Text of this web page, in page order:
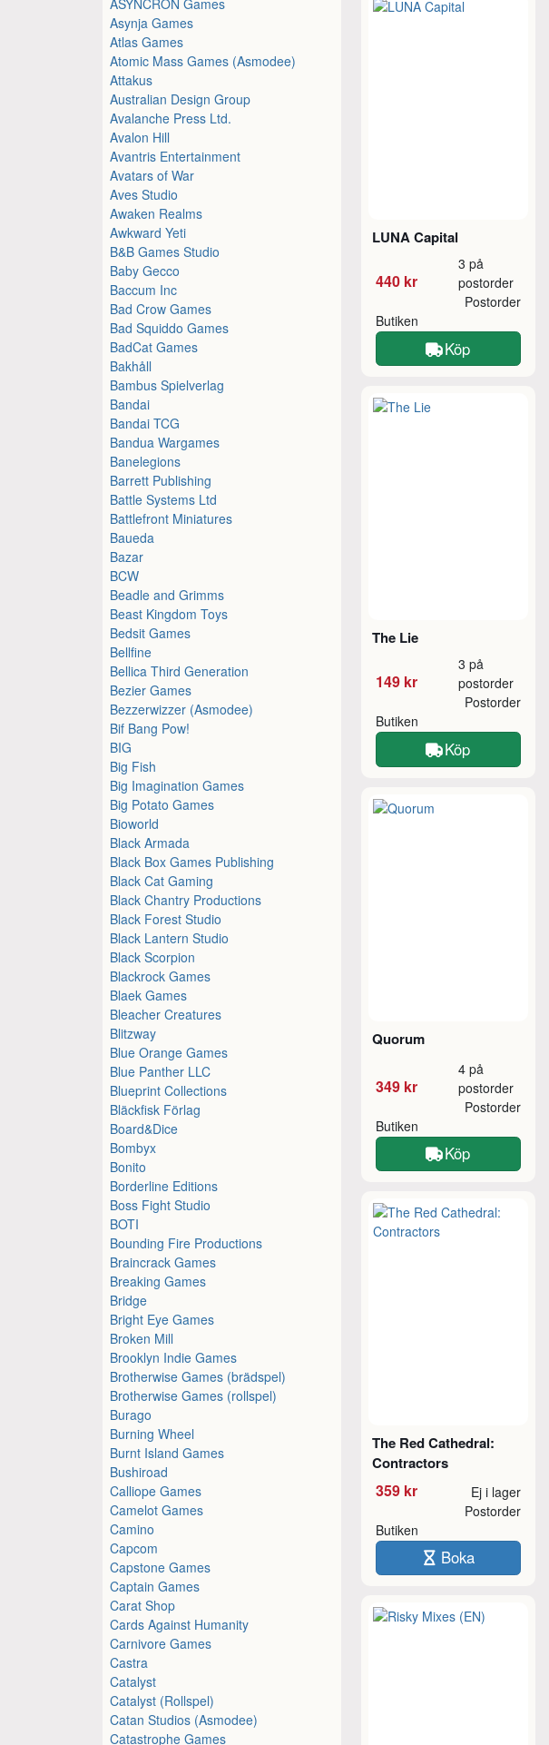
Asynja Games
Atlas Games
Atomic Mass Games (Asmodee)
Attakus
Australian Design Group
Avalanche Press Ltd.
Avalon Hill
Avantris Entertainment
Avatars of War
Aves Studio
Awaken Realms
Awkward Yeti
B&B Games Studio
Baby Gecco
Baccum Inc
Bad Crow Games
Bad Squiddo Games
BadCat Games
Bakhåll
Bambus Spielverlag
Bandai
Bandai TCG
Bandua Wargames
Banelegions
Barrett Publishing
Battle Systems Ltd
Battlefront Miniatures
Baueda
Bazar
BCW
Beadle and Grimms
Beast Kingdom Toys
Bedsit Games
Bellfine
Bellica Third Generation
Bezier Games
Bezzerwizzer (Asmodee)
Bif Bang Pow!
BIG
Big Fish
Big Imagination Games
Big Potato Games
Bioworld
Black Armada
Black Box Games Publishing
Black Cat Gaming
Black Chantry Productions
Black Forest Studio
Black Lantern Studio
Black Scorpion
Blackrock Games
Blaek Games
Bleacher Creatures
Blitzway
Blue Orange Games
Blue Panther LLC
Blueprint Collections
Bläckfisk Förlag
Board&Dice
Bombyx
Bonito
Borderline Editions
Boss Fight Studio
BOTI
Bounding Fire Productions
Braincrack Games
Breaking Games
Bridge
Bright Eye Games
Broken Mill
Brooklyn Indie Games
Brotherwise Games (brädspel)
Brotherwise Games (rollspel)
Burago
Burning Wheel
Burnt Island Games
Bushiroad
Calliope Games
Camelot Games
Camino
Capcom
Capstone Games
Captain Games
Carat Shop
Cards Against Humanity
Carnivore Games
Castra
Catalyst
Catalyst (Rollspel)
Catan Studios (Asmodee)
Catastrophe Games
LUNA Capital
440 kr
3 på
postorder
Butiken
Postorder
Köp
The Lie
149 kr
3 på
postorder
Butiken
Postorder
Köp
Quorum
349 kr
4 på
postorder
Butiken
Postorder
Köp
The Red Cathedral:
Contractors
359 kr Ej i lager
Butiken
Postorder
Boka